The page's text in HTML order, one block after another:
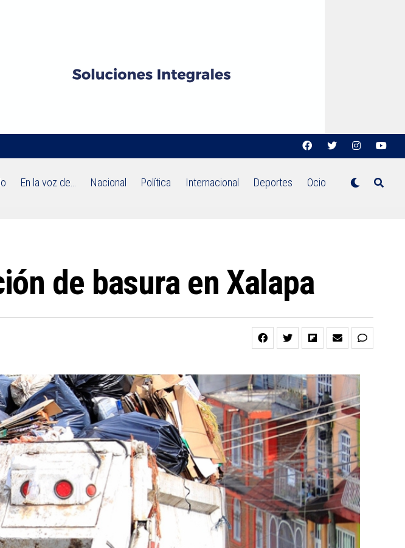
En la voz de… Nacional Política Internacional Deportes Ocio
de basura en Xalapa